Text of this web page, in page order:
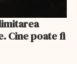
Cine poate fi